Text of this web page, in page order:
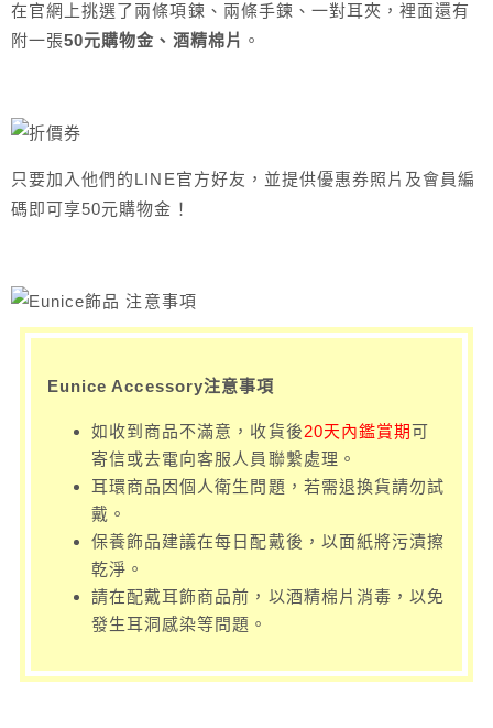
在官網上挑選了兩條項鍊、兩條手鍊、一對耳夾，裡面還有
附一張50元購物金、酒精棉片 。
只要加入他們的LINE官方好友，並提供優惠券照片及會員編
碼即可享50元購物金！
Eunice Accessory注意事項
如收到商品不滿意，收貨後20天內鑑賞期可
寄信或去電向客服人員聯繫處理。
耳環商品因個人衛生問題，若需退換貨請勿試
戴。
保養飾品建議在每日配戴後，以面紙將污漬擦
乾淨。
請在配戴耳飾商品前，以酒精棉片消毒，以免
發生耳洞感染等問題。